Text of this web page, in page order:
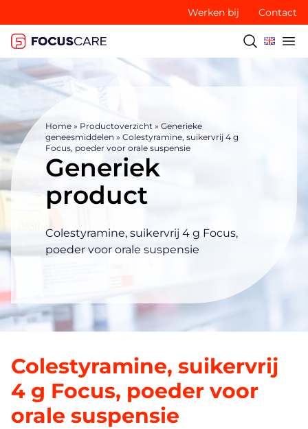
Werken bij Contact
Home » Productoverzicht » Generieke
geneesmiddelen » Colestyramine, suikervrij 4 g
Focus, poeder voor orale suspensie
Generiek
product
Colestyramine, suikervrij 4 g Focus,
poeder voor orale suspensie
Colestyramine, suikervrij
4 g Focus, poeder voor
orale suspensie